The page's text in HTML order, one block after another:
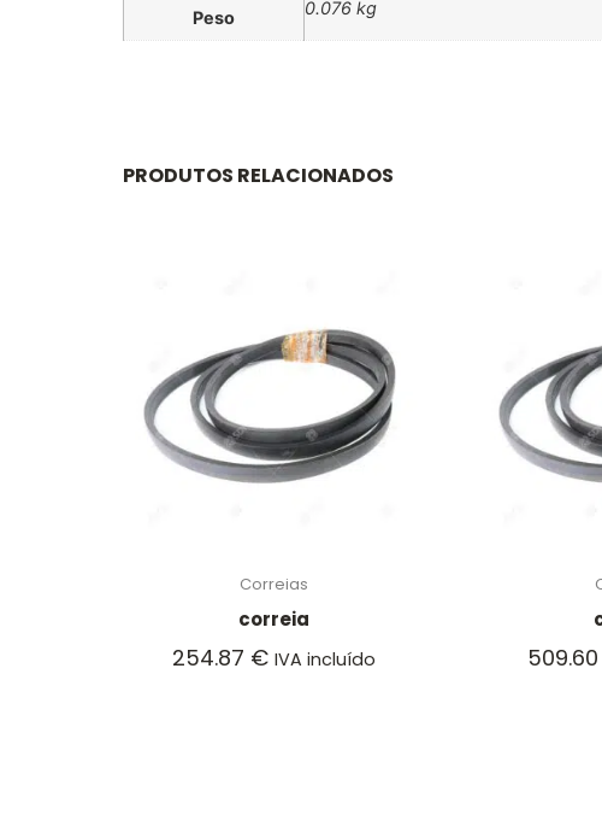
Peso 0.076 kg
PRODUTOS RELACIONADOS
Correias
correia
254.87 € IVA incluído 509.60